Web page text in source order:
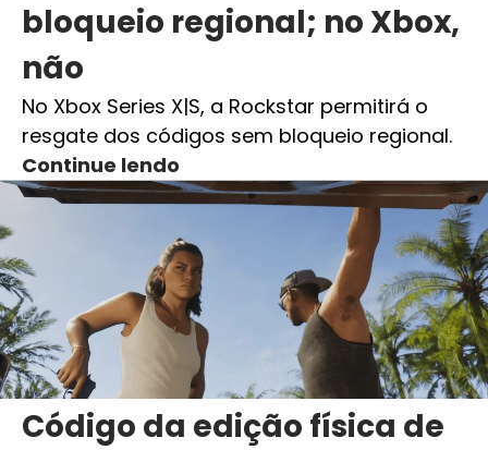
bloqueio regional; no Xbox,
não
No Xbox Series X|S, a Rockstar permitirá o
resgate dos códigos sem bloqueio regional.
Continue lendo
Código da edição física de